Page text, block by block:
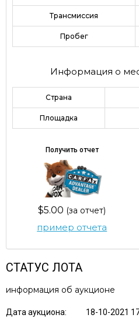
Трансмиссия
Пробег
Информация о
Страна
Площадка
Получить отчет
$5.00 (за отчет)
пример отчета
СТАТУС ЛОТА
информация об аукционе
Дата аукциона: 18-10-2021